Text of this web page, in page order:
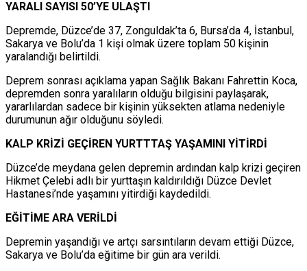
YARALI SAYISI 50’YE ULAŞTI
Depremde, Düzce’de 37, Zonguldak’ta 6, Bursa’da 4, İstanbul,
Sakarya ve Bolu’da 1 kişi olmak üzere toplam 50 kişinin
yaralandığı belirtildi.
Deprem sonrası açıklama yapan Sağlık Bakanı Fahrettin Koca,
depremden sonra yaralıların olduğu bilgisini paylaşarak,
yararlılardan sadece bir kişinin yüksekten atlama nedeniyle
durumunun ağır olduğunu söyledi.
KALP KRİZİ GEÇİREN YURTTTAŞ YAŞAMINI YİTİRDİ
Düzce’de meydana gelen depremin ardından kalp krizi geçiren
Hikmet Çelebi adlı bir yurttaşın kaldırıldığı Düzce Devlet
Hastanesi’nde yaşamını yitirdiği kaydedildi.
EĞİTİME ARA VERİLDİ
Depremin yaşandığı ve artçı sarsıntıların devam ettiği Düzce,
Sakarya ve Bolu’da eğitime bir gün ara verildi.